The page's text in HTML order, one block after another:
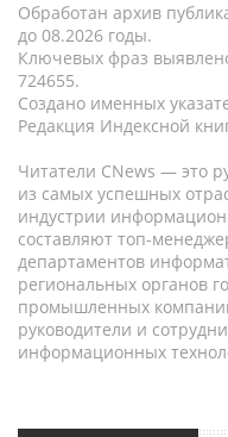
Обработан архив
до 08.2026 годы.
Ключевых фраз
724655.
Создано именных
Редакция Индексной
Читатели CNews — это
из самых успешных
индустрии
составляют топ-
департаментов
региональных органов
промышленных
руководители и
информационных